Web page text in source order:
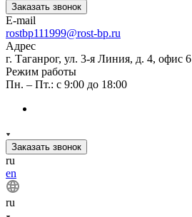
Заказать звонок
E-mail
rostbp111999@rost-bp.ru
Адрес
г. Таганрог, ул. 3-я Линия, д. 4, офис 6
Режим работы
Пн. – Пт.: с 9:00 до 18:00
Заказать звонок
ru
en
ru